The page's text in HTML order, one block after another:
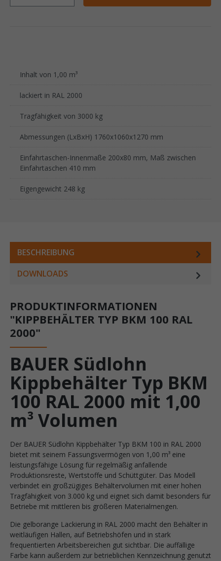
Inhalt von 1,00 m³
lackiert in RAL 2000
Tragfähigkeit von 3000 kg
Abmessungen (LxBxH) 1760x1060x1270 mm
Einfahrtaschen-Innenmaße 200x80 mm, Maß zwischen
Einfahrtaschen 410 mm
Eigengewicht 248 kg
BESCHREIBUNG
DOWNLOADS
PRODUKTINFORMATIONEN
"KIPPBEHÄLTER TYP BKM 100 RAL
2000"
BAUER Südlohn
Kippbehälter Typ BKM
100 RAL 2000 mit 1,00
m³ Volumen
Der BAUER Südlohn Kippbehälter Typ BKM 100 in RAL 2000
bietet mit seinem Fassungsvermögen von 1,00 m³ eine
leistungsfähige Lösung für regelmäßig anfallende
Produktionsreste, Wertstoffe und Schüttgüter. Das Modell
verbindet ein großzügiges Behältervolumen mit einer hohen
Tragfähigkeit von 3.000 kg und eignet sich damit besonders für
Betriebe mit mittleren bis größeren Materialmengen.
Die gelborange Lackierung in RAL 2000 macht den Behälter in
weitläufigen Hallen, auf Betriebshöfen und in stark
frequentierten Arbeitsbereichen gut sichtbar. Die auffällige
Farbe kann außerdem zur betrieblichen Kennzeichnung genutzt